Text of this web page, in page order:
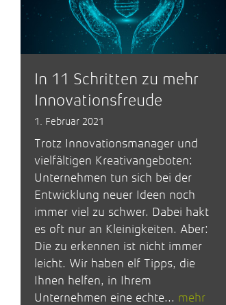
In 11 Schritten zu mehr
Innovationsfreude
1. Februar 2021
Trotz Innovationsmanager und
vielfältigen Kreativangeboten:
Unternehmen tun sich bei der
Entwicklung neuer Ideen noch
immer viel zu schwer. Dabei hakt
es oft nur an Kleinigkeiten. Aber:
Die zu erkennen ist nicht immer
leicht. Wir haben elf Tipps, die
Ihnen helfen, in Ihrem
Unternehmen eine echte... mehr